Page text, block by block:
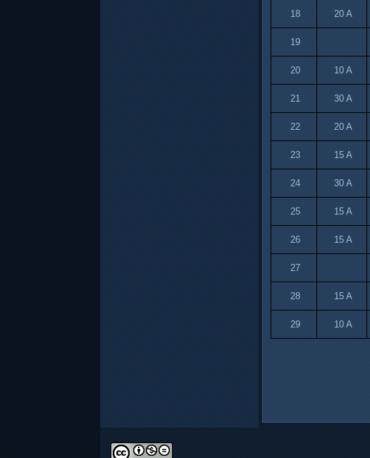
18 20 A
19
20 10 A
21 30 A
22 20 A
23 15 A
24 30 A
25 15 A
26 15 A
27
28 15 A
29 10 A